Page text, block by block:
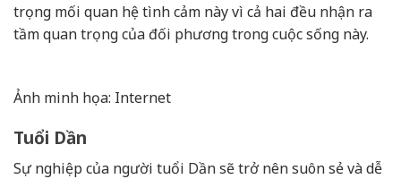
trọng mối quan hệ tình cảm này vì cả hai đều nhận ra
tầm quan trọng của đối phương trong cuộc sống này.
Ảnh minh họa: Internet
Tuổi Dần
Sự nghiệp của người tuổi Dần sẽ trở nên suôn sẻ và dễ